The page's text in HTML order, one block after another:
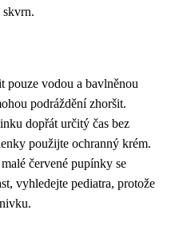
skvrn.
pouze vodou a bavlněnou
podráždění zhoršit.
dopřát určitý čas bez
použijte ochranný krém.
červené pupínky se
vyhledejte pediatra, protože